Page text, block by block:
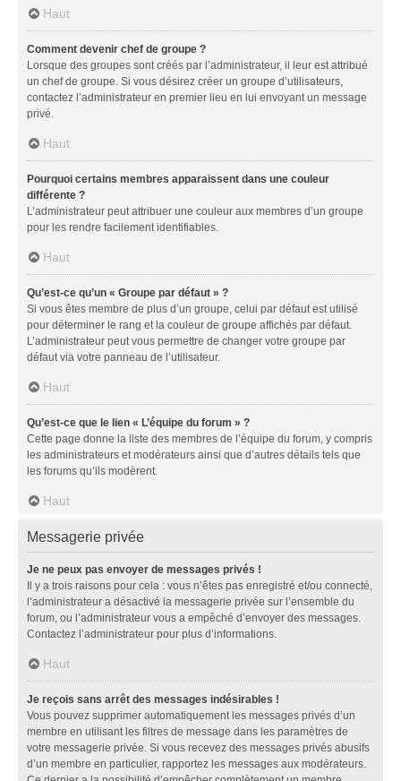
Haut
Comment devenir chef de groupe ?
Lorsque des groupes sont créés par l’administrateur, il leur est attribué
un chef de groupe. Si vous désirez créer un groupe d’utilisateurs,
contactez l’administrateur en premier lieu en lui envoyant un message
privé.
Haut
Pourquoi certains membres apparaissent dans une couleur
différente ?
L’administrateur peut attribuer une couleur aux membres d’un groupe
pour les rendre facilement identifiables.
Haut
Qu’est-ce qu’un « Groupe par défaut » ?
Si vous êtes membre de plus d’un groupe, celui par défaut est utilisé
pour déterminer le rang et la couleur de groupe affichés par défaut.
L’administrateur peut vous permettre de changer votre groupe par
défaut via votre panneau de l’utilisateur.
Haut
Qu’est-ce que le lien « L’équipe du forum » ?
Cette page donne la liste des membres de l’équipe du forum, y compris
les administrateurs et modérateurs ainsi que d’autres détails tels que
les forums qu’ils modèrent.
Haut
Messagerie privée
Je ne peux pas envoyer de messages privés !
Il y a trois raisons pour cela : vous n’êtes pas enregistré et/ou connecté,
l’administrateur a désactivé la messagerie privée sur l’ensemble du
forum, ou l’administrateur vous a empêché d’envoyer des messages.
Contactez l’administrateur pour plus d’informations.
Haut
Je reçois sans arrêt des messages indésirables !
Vous pouvez supprimer automatiquement les messages privés d’un
membre en utilisant les filtres de message dans les paramètres de
votre messagerie privée. Si vous recevez des messages privés abusifs
d’un membre en particulier, rapportez les messages aux modérateurs.